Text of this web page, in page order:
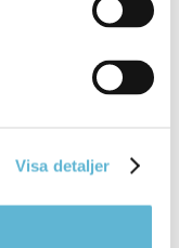
Visa detaljer
spridning. Om
att avvakta
bör det göras
Metodkatalog för